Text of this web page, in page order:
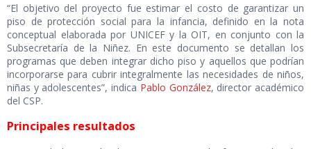
“El objetivo del proyecto fue estimar el costo de garantizar un
piso de protección social para la infancia, definido en la nota
conceptual elaborada por UNICEF y la OIT, en conjunto con la
Subsecretaría de la Niñez. En este documento se detallan los
programas que deben integrar dicho piso y aquellos que podrían
incorporarse para cubrir integralmente las necesidades de niños,
niñas y adolescentes”, indica Pablo González, director académico
del CSP.
Principales resultados